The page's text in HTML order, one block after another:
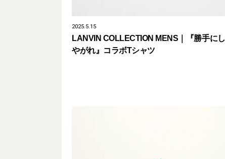
2025.5.15
LANVIN COLLECTION MENS｜『勝手にし
やがれ』コラボTシャツ